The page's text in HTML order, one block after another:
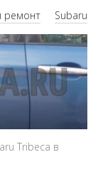
ремонт Subaru
Tribeca в